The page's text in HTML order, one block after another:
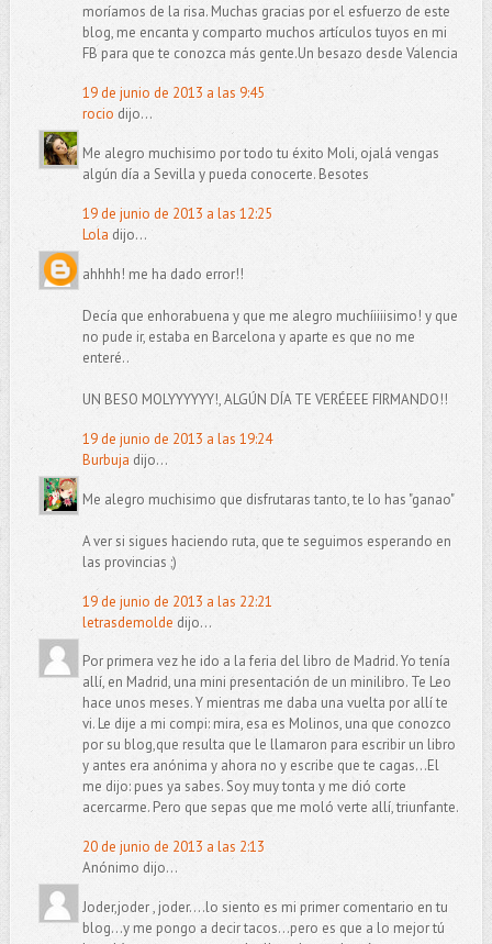
moríamos de la risa. Muchas gracias por el esfuerzo de este
blog, me encanta y comparto muchos artículos tuyos en mi
FB para que te conozca más gente.Un besazo desde Valencia
19 de junio de 2013 a las 9:45
rocio dijo...
Me alegro muchisimo por todo tu éxito Moli, ojalá vengas
algún día a Sevilla y pueda conocerte. Besotes
19 de junio de 2013 a las 12:25
Lola dijo...
ahhhh! me ha dado error!!
Decía que enhorabuena y que me alegro muchíiiiisimo! y que
no pude ir, estaba en Barcelona y aparte es que no me
enteré..
UN BESO MOLYYYYYY!, ALGÚN DÍA TE VERÉEEE FIRMANDO!!
19 de junio de 2013 a las 19:24
Burbuja dijo...
Me alegro muchisimo que disfrutaras tanto, te lo has "ganao"
A ver si sigues haciendo ruta, que te seguimos esperando en
las provincias ;)
19 de junio de 2013 a las 22:21
letrasdemolde dijo...
Por primera vez he ido a la feria del libro de Madrid. Yo tenía
allí, en Madrid, una mini presentación de un minilibro. Te Leo
hace unos meses. Y mientras me daba una vuelta por allí te
vi. Le dije a mi compi: mira, esa es Molinos, una que conozco
por su blog,que resulta que le llamaron para escribir un libro
y antes era anónima y ahora no y escribe que te cagas...El
me dijo: pues ya sabes. Soy muy tonta y me dió corte
acercarme. Pero que sepas que me moló verte allí, triunfante.
20 de junio de 2013 a las 2:13
Anónimo dijo...
Joder,joder , joder....lo siento es mi primer comentario en tu
blog...y me pongo a decir tacos...pero es que a lo mejor tú